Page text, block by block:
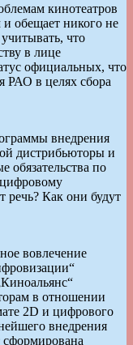
кинотеатров
обещает никого не
что
в лице
официальных, что
РАО в целях сбора
внедрения
дистрибьюторы и
обязательства по
речь? Как они будут
вовлечение
в отношении
2D и цифрового
внедрения